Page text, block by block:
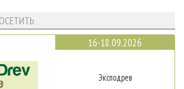
16-18.09.2026
Эксподрев